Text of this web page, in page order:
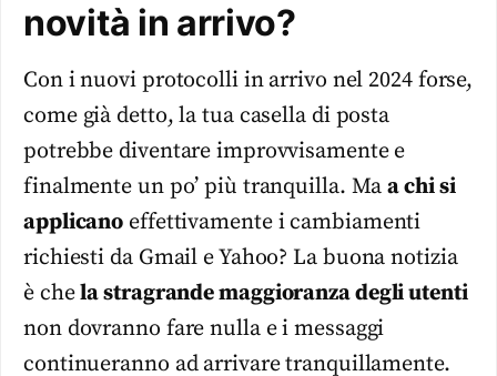
novità in arrivo?
Con i nuovi protocolli in arrivo nel 2024 forse,
come già detto, la tua casella di posta
potrebbe diventare improvvisamente e
finalmente un po’ più tranquilla. Maa chi si
applicano effettivamente i cambiamenti
richiesti da Gmail e Yahoo? La buona notizia
è chela stragrande maggioranza degli utenti
non dovranno fare nulla e i messaggi
continueranno ad arrivare tranquillamente.